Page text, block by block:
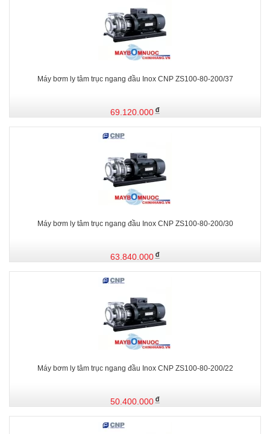
Máy bơm ly tâm trục ngang đầu Inox CNP ZS100-80-200/37
69.120.000
Máy bơm ly tâm trục ngang đầu Inox CNP ZS100-80-200/30
63.840.000
Máy bơm ly tâm trục ngang đầu Inox CNP ZS100-80-200/22
50.400.000